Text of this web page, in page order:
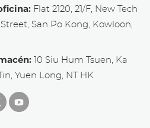
Flat 2120, 21/F, New Tech
Street, San Po Kong, Kowloon,
10 Siu Hum Tsuen, Ka
Yuen Long, NT HK